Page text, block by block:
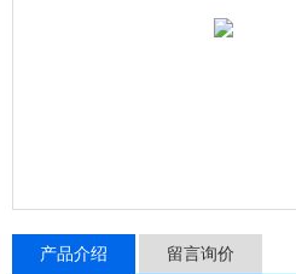
产品介绍 留言询价